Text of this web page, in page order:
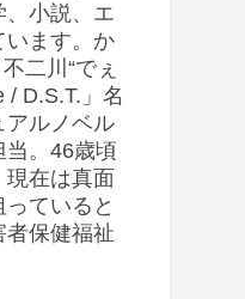
、小説、エ
います。か
二川“でぇ
/ D.S.T.」名
アルノベル
当。46歳頃
在は真面
ていると
者保健福祉